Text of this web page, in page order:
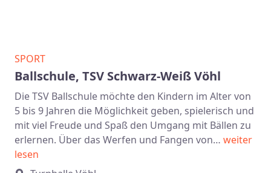
SPORT
Ballschule, TSV Schwarz-Weiß Vöhl
Die TSV Ballschule möchte den Kindern im Alter von
5 bis 9 Jahren die Möglichkeit geben, spielerisch und
mit viel Freude und Spaß den Umgang mit Bällen zu
erlernen. Über das Werfen und Fangen von… weiter
lesen